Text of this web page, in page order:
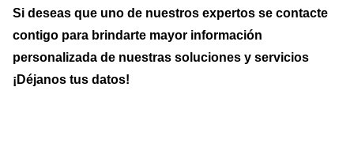
Si deseas que uno de nuestros expertos se contacte
contigo para brindarte mayor información
personalizada de nuestras soluciones y servicios
¡Déjanos tus datos!